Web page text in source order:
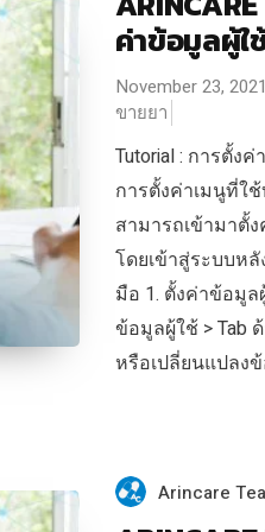
ค่าข้อมูลผู้ใ
November 23, 2021
ขายยา
Tutorial : การตั้ง
การตั้งค่าเมนูที่ใ
สามารถเข้ามาตั้
โดยเข้าสู่ระบบห
มือ 1. ตั้งค่าข้อมูล
ข้อมูลผู้ใช้ > Tab
หรือเปลี่ยนแปลงข้
Arincare